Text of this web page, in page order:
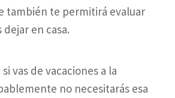
también te permitirá evaluar
en casa.
vas de vacaciones a la
no necesitarás esa